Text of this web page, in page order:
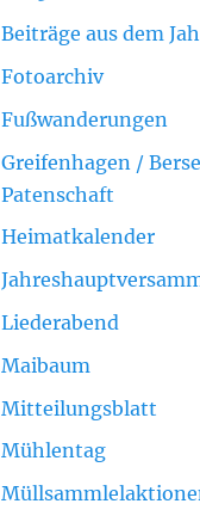
Beiträge aus dem
Fotoarchiv
Fußwanderungen
Greifenhagen /
Patenschaft
Heimatkalender
Liederabend
Maibaum
Mitteilungsblatt
Mühlentag